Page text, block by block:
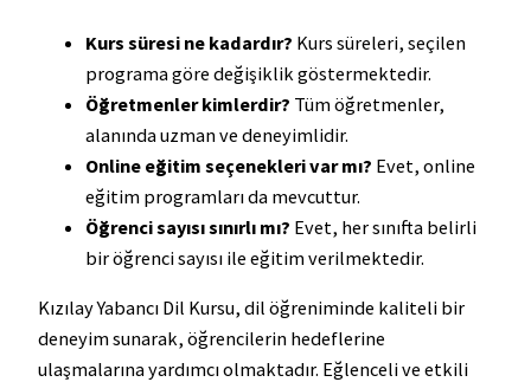
Kurs süresi ne kadardır? Kurs süreleri, seçilen
programa göre değişiklik göstermektedir.
Öğretmenler kimlerdir? Tüm öğretmenler,
alanında uzman ve deneyimlidir.
Online eğitim seçenekleri var mı? Evet, online
eğitim programları da mevcuttur.
Öğrenci sayısı sınırlı mı? Evet, her sınıfta belirli
bir öğrenci sayısı ile eğitim verilmektedir.
Kızılay Yabancı Dil Kursu, dil öğreniminde kaliteli bir
deneyim sunarak, öğrencilerin hedeflerine
ulaşmalarına yardımcı olmaktadır. Eğlenceli ve etkili